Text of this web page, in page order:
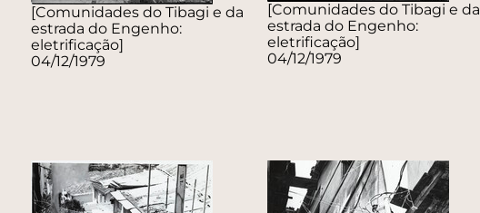
[Comunidades do Tibagi e da
estrada do Engenho:
eletrificação]
04/12/1979
[Comunidades do Tibagi e da
estrada do Engenho:
eletrificação]
04/12/1979